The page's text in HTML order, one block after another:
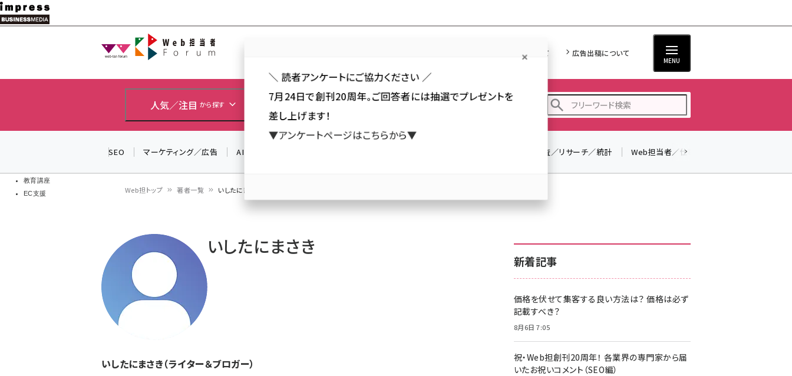
メ
イ
教育講座
EC支援
Web担当者Forum
Web担について 広告出稿について
MENU
人気／注目 から探す カテゴリ／種別 から探す セミナー／イベント から探す
z世代 (1622)
meo (1275)
SEO マーケティング／広告 AI 調査／リサーチ／統計 Web担当者／仕事
く
ず
Web担トップ 著者一覧 いしたにまさき
いしたにまさき
いしたにまさき（ライター＆ブロガー）
新着記事
価格を伏せて集客する良い方法は？ 価格は必ず
記載すべき？
8月6日 7:05
祝・Web担創刊20周年！ 各業界の専門家から届
いたお祝いコメント（SEO編）
＼ 読者アンケートにご協力ください ／
7月24日で創刊20周年。ご回答者には抽選でプレゼントを
差し上げます！
▼アンケートページはこちらから▼